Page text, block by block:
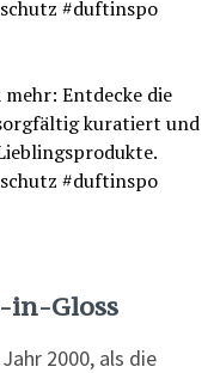
in-Gloss
2000, als die